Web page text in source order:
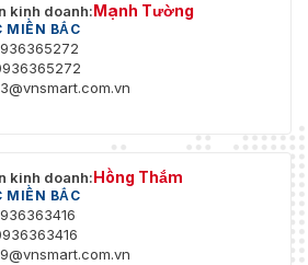
kinh doanh:Mạnh Tường
MIỀN BẮC
kinh doanh:Hồng Thắm
MIỀN BẮC